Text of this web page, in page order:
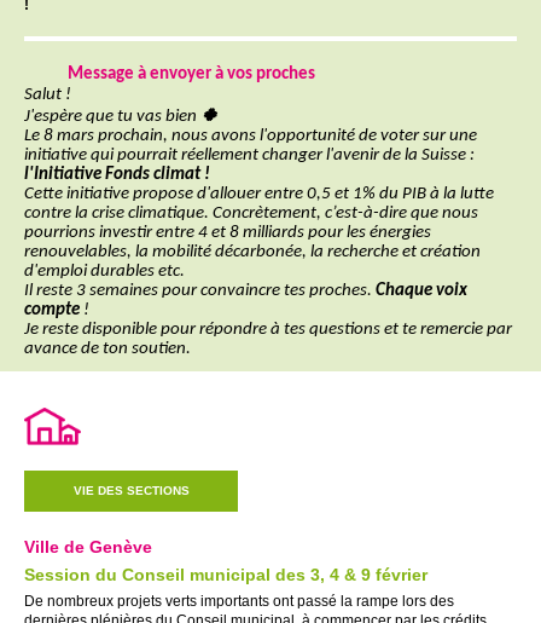
!
Message à envoyer à vos proches
Salut !
J'espère que tu vas bien 🍀
Le 8 mars prochain, nous avons l'opportunité de voter sur une
initiative qui pourrait réellement changer l'avenir de la Suisse :
l'Initiative Fonds climat !
Cette initiative propose d'allouer entre 0,5 et 1% du PIB à la lutte
contre la crise climatique. Concrètement, c’est-à-dire que nous
pourrions investir entre 4 et 8 milliards pour les énergies
renouvelables, la mobilité décarbonée, la recherche et création
d'emploi durables etc.
Il reste 3 semaines pour convaincre tes proches. Chaque voix
compte !
Je reste disponible pour répondre à tes questions et te remercie par
avance de ton soutien.
VIE DES SECTIONS
Ville de Genève
Session du Conseil municipal des 3, 4 & 9 février
De nombreux projets verts importants ont passé la rampe lors des